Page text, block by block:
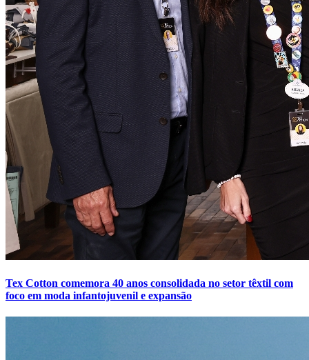
Tex Cotton comemora 40 anos consolidada no setor têxtil com
foco em moda infantojuvenil e expansão